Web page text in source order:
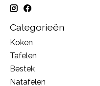
Categorieën
Koken
Tafelen
Bestek
Natafelen